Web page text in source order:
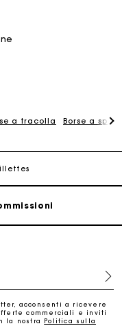
a tracolla Borse a
per fare il regalo
entro 2-3 giorni
per fare il regalo
acconsenti a ricevere
commerciali e inviti
la nostra
Politica sulla